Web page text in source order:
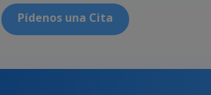
Pídenos una Cita